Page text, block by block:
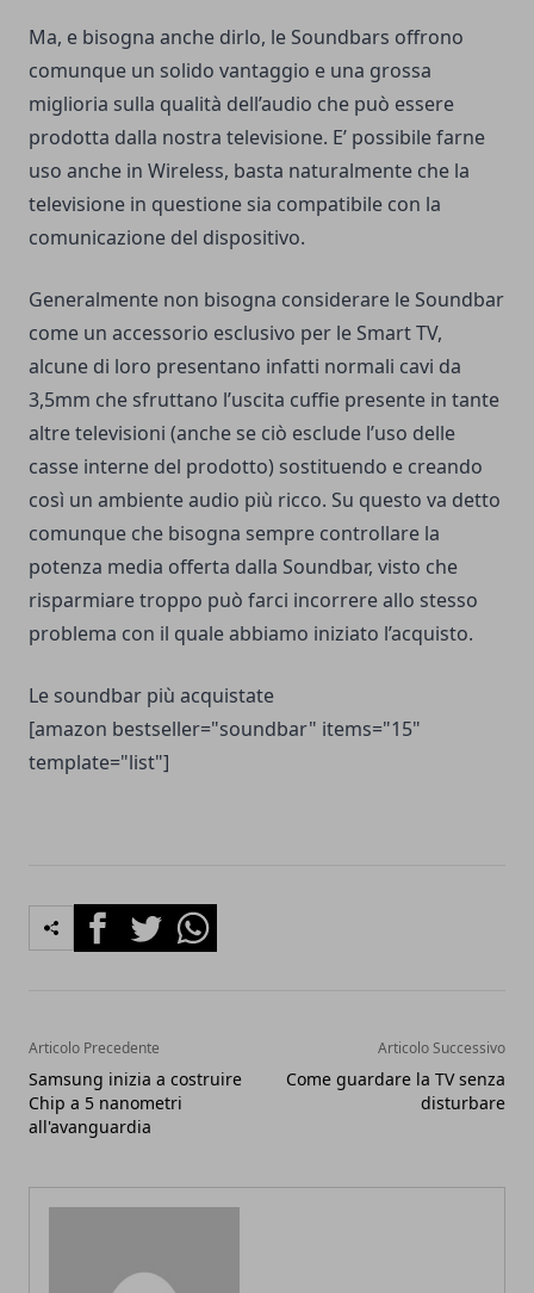
Ma, e bisogna anche dirlo, le Soundbars offrono
comunque un solido vantaggio e una grossa
miglioria sulla qualità dell’audio che può essere
prodotta dalla nostra televisione. E’ possibile farne
uso anche in Wireless, basta naturalmente che la
televisione in questione sia compatibile con la
comunicazione del dispositivo.
Generalmente non bisogna considerare le Soundbar
come un accessorio esclusivo per le Smart TV,
alcune di loro presentano infatti normali cavi da
3,5mm che sfruttano l’uscita cuffie presente in tante
altre televisioni (anche se ciò esclude l’uso delle
casse interne del prodotto) sostituendo e creando
così un ambiente audio più ricco. Su questo va detto
comunque che bisogna sempre controllare la
potenza media offerta dalla Soundbar, visto che
risparmiare troppo può farci incorrere allo stesso
problema con il quale abbiamo iniziato l’acquisto.
Le soundbar più acquistate
[amazon bestseller="soundbar" items="15"
template="list"]
FacebookTwitterWhatsapp
Articolo Precedente
Samsung inizia a costruire
Chip a 5 nanometri
all'avanguardia
Articolo Successivo
Come guardare la TV senza
disturbare